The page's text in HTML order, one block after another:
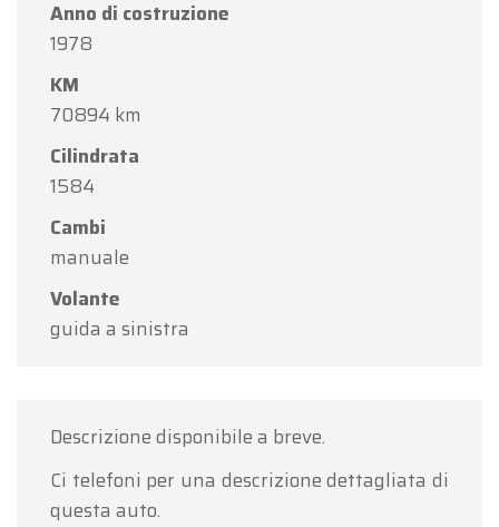
Anno di costruzione
1978
KM
70894 km
Cilindrata
1584
Cambi
manuale
Volante
guida a sinistra
Descrizione disponibile a breve.
Ci telefoni per una descrizione dettagliata di
questa auto.